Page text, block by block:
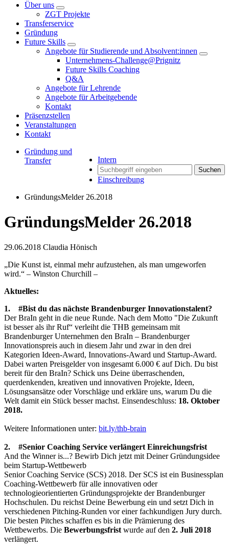
Über uns
ZGT Projekte
Transferservice
Gründung
Future Skills
Angebote für Studierende und Absolvent:innen
Unternehmens-Challenge@Prignitz
Future Skills Coaching
Q&A
Angebote für Lehrende
Angebote für Arbeitgebende
Kontakt
Präsenzstellen
Veranstaltungen
Kontakt
Intern
Suchen
Einschreibung
Gründung und
Transfer
GründungsMelder 26.2018
GründungsMelder 26.2018
29.06.2018 Claudia Hönisch
„Die Kunst ist, einmal mehr aufzustehen, als man umgeworfen
wird.“ – Winston Churchill –
Aktuelles:
1. #Bist du das nächste Brandenburger Innovationstalent?
Der BraIn geht in die neue Runde. Nach dem Motto "Die Zukunft
ist besser als ihr Ruf“ verleiht die THB gemeinsam mit
Brandenburger Unternehmen den BraIn – Brandenburger
Innovationspreis auch in diesem Jahr und zwar in den drei
Kategorien Ideen-Award, Innovations-Award und Startup-Award.
Dabei warten Preisgelder von insgesamt 6.000 € auf Dich. Du bist
bereit für den BraIn? Schick uns Deine überraschenden,
querdenkenden, kreativen und innovativen Projekte, Ideen,
Lösungsansätze oder Vorschläge und erkläre uns, warum Du die
Welt damit ein Stück besser machst. Einsendeschluss: 18. Oktober
2018.
Weitere Informationen unter: bit.ly/thb-brain
2. #Senior Coaching Service verlängert Einreichungsfrist
And the Winner is...? Bewirb Dich jetzt mit Deiner Gründungsidee
beim Startup-Wettbewerb
Senior Coaching Service (SCS) 2018. Der SCS ist ein Businessplan
Coaching-Wettbewerb für alle innovativen oder
technologieorientierten Gründungsprojekte der Brandenburger
Hochschulen. Du reichst Deine Bewerbung ein und setzt Dich in
verschiedenen Pitching-Runden vor einer fachkundigen Jury durch.
Die besten Pitches schaffen es bis in die Prämierung des
Wettbewerbs. Die Bewerbungsfrist wurde auf den 2. Juli 2018
verlängert.